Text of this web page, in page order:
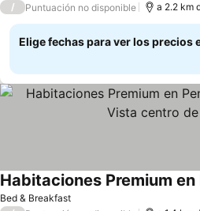
/ Puntuación no disponible a 2.2 km
Elige fechas para ver los precios
Bed & Breakfast
Ver precios